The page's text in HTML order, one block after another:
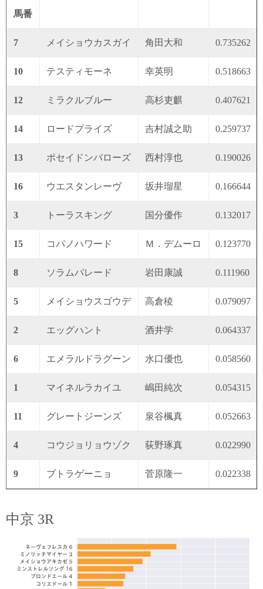
馬番
7 メイショウカスガイ 角田大和 0.735262
10 テスティモーネ 幸英明 0.518663
12 ミラクルブルー 高杉吏麒 0.407621
14 ロードプライズ 吉村誠之助 0.259737
13 ポセイドンバローズ 西村淳也 0.190026
16 ウエスタンレーヴ 坂井瑠星 0.166644
3 トーラスキング 国分優作 0.132017
15 コパノハワード Ｍ．デムーロ 0.123770
8 ソラムパレード 岩田康誠 0.111960
5 メイショウスゴウデ 高倉稜 0.079097
2 エッグハント 酒井学 0.064337
6 エメラルドラグーン 水口優也 0.058560
1 マイネルラカイユ 嶋田純次 0.054315
11 グレートジーンズ 泉谷楓真 0.052663
4 コウジョリョウゾク 荻野琢真 0.022990
9 ブトラゲーニョ 菅原隆一 0.022338
中京 3R